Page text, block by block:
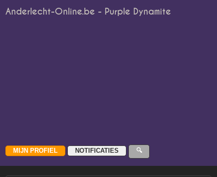
Anderlecht-Online.be - Purple Dynamite